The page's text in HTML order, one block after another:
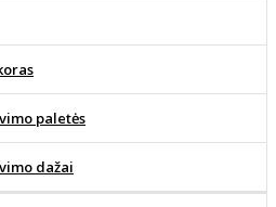
paletės
dažai